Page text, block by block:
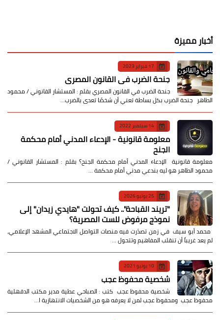
أخبار مميزة
17 فبراير 2023
جنحة الضرب في القانون المصري
جنحة الضرب في القانون المصري بقلم : المستشار القانوني / محمود
الطاهر جنحة الضرب بكل بساطة تعني أن شخصًا تعدى بالضرب…
14 سبتمبر 2022
معلومة قانونية - الإدعاء المدني أمام محكمة
الجنح
معلومة قانونية الإدعاء المدني أمام محكمة الجنح؟ بقلم : المستشار القانوني /
محمود الطاهر هو ليه بندعي مدني أمام محكمة …
25 يوليو 2026
​"تريند القباحة".. كيف تحولت "هايدي زيدان" إلى
نموذج مرفوض للست المصرية؟
​ محمد أبو سيف ​في زمن تصدّرت فيه منصات التواصل الاجتماعي المشهد الإعلامي،
لم يعد غريباً أن تنقلب المفاهيم وتتحول …
10 يونيو 2021
شخصية محفوظ عجب
شخصية محفوظ عجب كتب : الصباحي عطية مدير مكتب الدقهلية
محفوظ عجب ومحفوظ عجب لمن لا يعرفه هو من الشخصيات الانتهازية ا…